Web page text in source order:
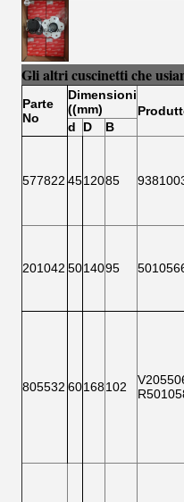
Gli altri cuscinetti che
Parte
No
Dimensioni
((mm)
d
D B
577822 4512085
201042 5014095
805532 60168102